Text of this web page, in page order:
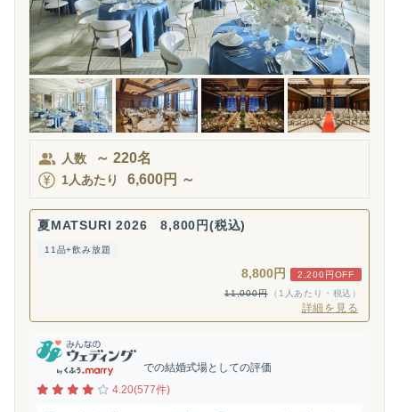
人数 ～ 220名
1人あたり 6,600円 ～
夏MATSURI 2026 8,800円(税込)
11品+飲み放題
8,800円
2,200円OFF
11,000円
（1人あたり・税込）
詳細を見る
での結婚式場としての評価
4.20(577件)